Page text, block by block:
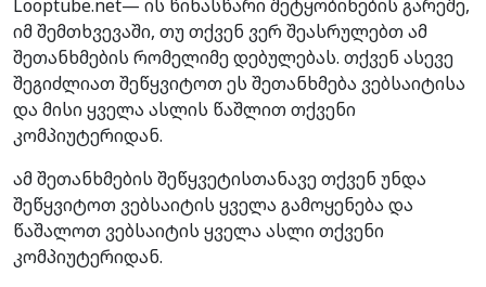
Looptube.net— ის წინასწარი შეტყობინების გარეშე,
იმ შემთხვევაში, თუ თქვენ ვერ შეასრულებთ ამ
შეთანხმების რომელიმე დებულებას. თქვენ ასევე
შეგიძლიათ შეწყვიტოთ ეს შეთანხმება ვებსაიტისა
და მისი ყველა ასლის წაშლით თქვენი
კომპიუტერიდან.
ამ შეთანხმების შეწყვეტისთანავე თქვენ უნდა
შეწყვიტოთ ვებსაიტის ყველა გამოყენება და
წაშალოთ ვებსაიტის ყველა ასლი თქვენი
კომპიუტერიდან.